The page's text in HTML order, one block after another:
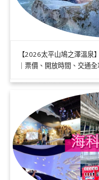
【2026太平山鳩之澤溫泉
｜票價、開放時間、交通